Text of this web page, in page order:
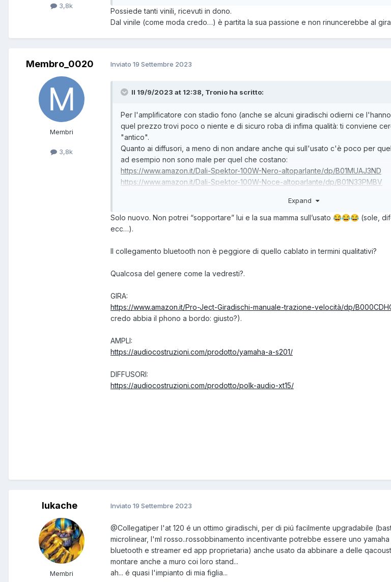
3,8k
Possiede tanti vinili, ricevuti in dono.
Dal vinile (come moda credo…) è partita la sua passione e non rinuncerebbe al
Membro_0020
Membri
3,8k
Inviato 19 Settembre 2023
Il 19/9/2023 at 12:38, Tronio ha scritto:
Per l'amplificatore con stadio fono (anche se alcuni giradischi odierni ce
quel prezzo trovi poco o niente e di sicuro roba di infima qualità: ti conviene
"antico".
Quanto ai diffusori, a meno di non andare anche qui sull'usato c'è poco per
ad esempio non sono male per quel che costano:
https://www.amazon.it/Dali-Spektor-100W-Nero-altoparlante/dp/B01MUAJ3ND
https://www.amazon.it/Dali-Spektor-100W-Noce-altoparlante/dp/B01N33PMBV
In alternativa, se il giradischi ha il bluetooth, potrebbe optare per una coppia di
budget di ampli e diffusori: si semplifica la vita e occupa meno spazio:
https://www.amazon.it/Jamo-s-801-PM-White/dp/B07W56GG33
https://www.amazon.it/Kanto-altoparlanti-alimentati-Bluetooth-preamplificatore/
Expand
Solo nuovo. Non potrei “sopportare” lui e la sua mamma sull’usato 😂😂😂 (sole,
ecc…).
Il collegamento bluetooth non è peggiore di quello cablato in termini qualitativi?
Qualcosa del genere come la vedresti?.
GIRA:
https://www.amazon.it/Pro-Ject-Giradischi-manuale-trazione-velocità/dp/
credo abbia il phono a bordo: giusto?).
AMPLI:
https://audiocostruzioni.com/prodotto/yamaha-a-s201/
DIFFUSORI:
https://audiocostruzioni.com/prodotto/polk-audio-xt15/
lukache
Membri
Inviato 19 Settembre 2023
@Collegatiper l'at 120 é un ottimo giradischi, per di piú facilmente upgradabile
microlinear, l'ml rosso..rossobbinamento incentivante potrebbe essere uno
bluetooth e streamer ed app proprietaria) anche usato da abbinare a delle
montare anche a muro coi loro stand...
ah... é quasi l'impianto di mia figlia...